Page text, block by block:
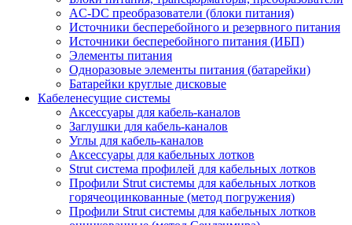
AC-DC преобразователи (блоки питания)
Источники бесперебойного и резервного питания
Источники бесперебойного питания (ИБП)
Элементы питания
Одноразовые элементы питания (батарейки)
Батарейки круглые дисковые
Кабеленесущие системы
Аксессуары для кабель-каналов
Заглушки для кабель-каналов
Углы для кабель-каналов
Аксессуары для кабельных лотков
Strut система профилей для кабельных лотков
Профили Strut системы для кабельных лотков
горячеоцинкованные (метод погружения)
Профили Strut системы для кабельных лотков